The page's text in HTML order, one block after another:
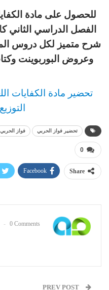
الفصل الدراسي الثاني
شرح متميز لكل دروس
وعروض البوربوينت
تحضير فواز الحربي فواز الحربي
0
Share
Facebook
0 Comments